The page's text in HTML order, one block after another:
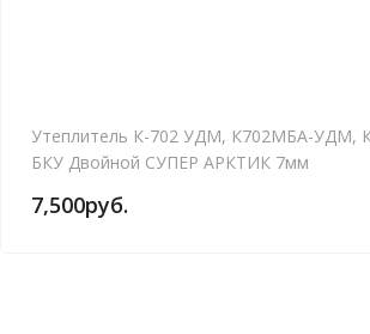
Утеплитель К-702 УДМ, К702МБА-УДМ,
БКУ Двойной СУПЕР АРКТИК 7мм
7,500руб.